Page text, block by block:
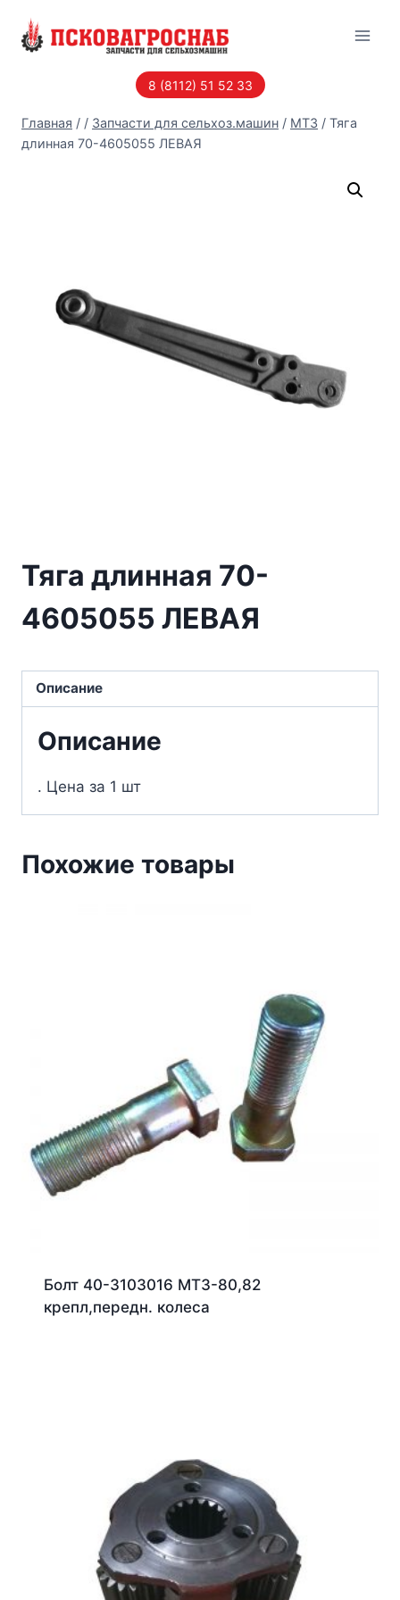
8 (8112) 51 52 33
Главная / / Запчасти для сельхоз.машин / МТЗ / Тяга
длинная 70-4605055 ЛЕВАЯ
Тяга длинная 70-
4605055 ЛЕВАЯ
Описание
Описание
. Цена за 1 шт
Похожие товары
Болт 40-3103016 МТЗ-80,82
крепл,передн. колеса